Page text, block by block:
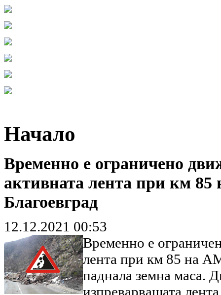
Начало
Временно е ограничено
активната лента при км
Благоевград
12.12.2021 00:53
Временно е
лента при км 85 на
паднала земна маса.
изпреварващата